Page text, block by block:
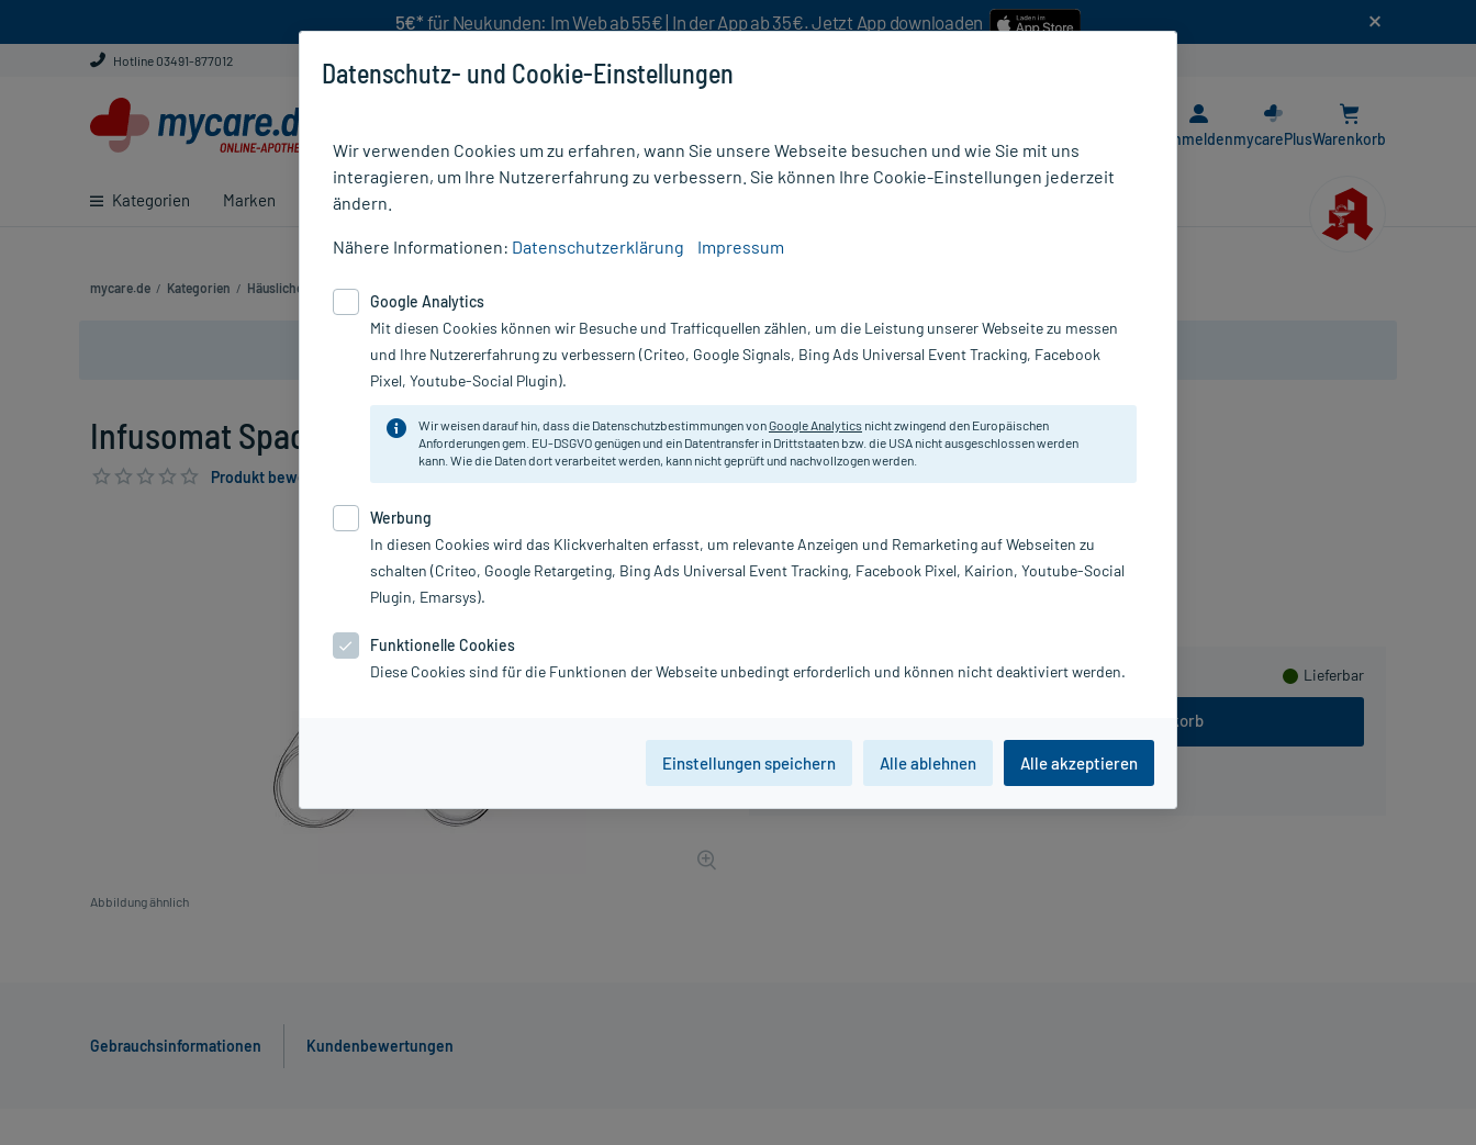
5€* für Neukunden: Im Web ab 55€ | In der App ab 35€. Jetzt App downloaden
Hotline 03491-877012
Kategorien Marken Ratgeber
AnmeldenmycarePlusWarenkorb
mycare.de / Kategorien / Häusliche Pflege / Infusion & Plasmaersatzmittel
Nur für kurze Zeit:Gratis-Versand* ab 19€ Mindestbestellwert!
Infusomat Space Leitung Standard, 1 St
Produkt bewerten & PlusHerzen sichern
Abbildung ähnlich
4,11 €
Lieferbar
In den Warenkorb
Original-Zubehör für Systemsicherheit.
Inhalt:
1 St
Gebrauchsinformationen Kundenbewertungen
Datenschutz- und Cookie-Einstellungen
Wir verwenden Cookies um zu erfahren, wann Sie unsere Webseite besuchen und wie Sie mit uns
interagieren, um Ihre Nutzererfahrung zu verbessern. Sie können Ihre Cookie-Einstellungen jederzeit
ändern.
Nähere Informationen: Datenschutzerklärung Impressum
Google Analytics
Mit diesen Cookies können wir Besuche und Trafficquellen zählen, um die Leistung unserer Webseite zu messen
und Ihre Nutzererfahrung zu verbessern (Criteo, Google Signals, Bing Ads Universal Event Tracking, Facebook
Pixel, Youtube-Social Plugin).
Wir weisen darauf hin, dass die Datenschutzbestimmungen vonGoogle Analytics nicht zwingend den Europäischen
Anforderungen gem. EU-DSGVO genügen und ein Datentransfer in Drittstaaten bzw. die USA nicht ausgeschlossen werden
kann. Wie die Daten dort verarbeitet werden, kann nicht geprüft und nachvollzogen werden.
Werbung
In diesen Cookies wird das Klickverhalten erfasst, um relevante Anzeigen und Remarketing auf Webseiten zu
schalten (Criteo, Google Retargeting, Bing Ads Universal Event Tracking, Facebook Pixel, Kairion, Youtube-Social
Plugin, Emarsys).
Funktionelle Cookies
Diese Cookies sind für die Funktionen der Webseite unbedingt erforderlich und können nicht deaktiviert werden.
Einstellungen speichern Alle ablehnen Alle akzeptieren